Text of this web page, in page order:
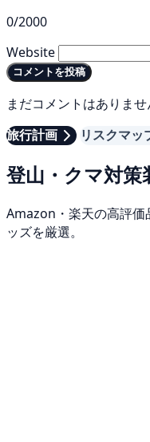
0/2000
Website
コメントを投稿
まだコメントはありませ
旅行計画
リスクマッ
登山・クマ対策
Amazon・楽天の高評価
ッズを厳選。